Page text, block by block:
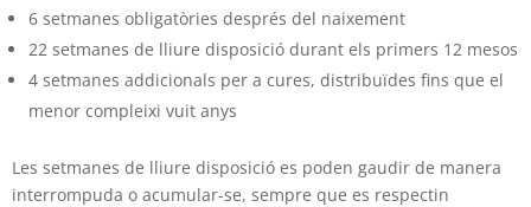
6 setmanes obligatòries després del naixement
22 setmanes de lliure disposició durant els primers 12 mesos
4 setmanes addicionals per a cures, distribuïdes fins que el
menor compleixi vuit anys
Les setmanes de lliure disposició es poden gaudir de manera
interrompuda o acumular-se, sempre que es respectin